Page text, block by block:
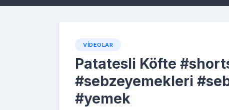
VIDEOLAR
Patatesli Köfte
#sebzeyemekleri
#yemek